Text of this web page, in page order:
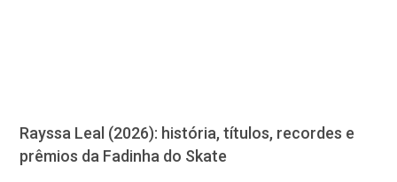
Rayssa Leal (2026): história, títulos, recordes e
prêmios da Fadinha do Skate